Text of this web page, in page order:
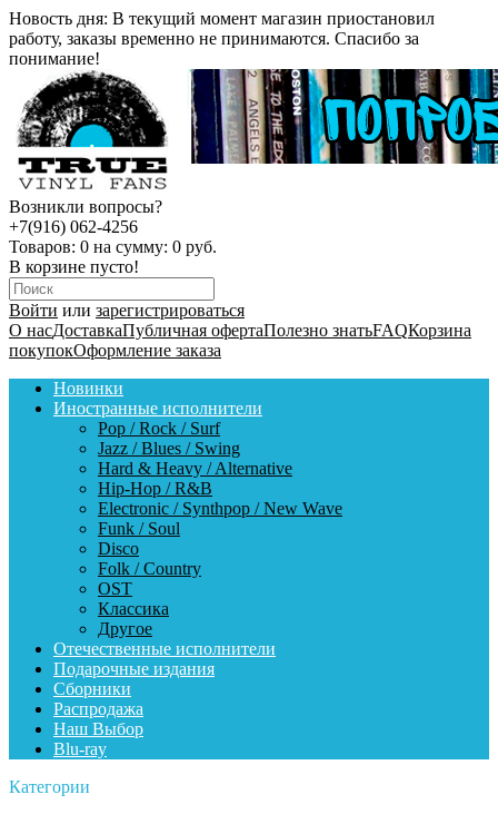
Новость дня: В текущий момент магазин приостановил
работу, заказы временно не принимаются. Спасибо за
понимание!
Возникли вопросы?
+7(916) 062-4256
Товаров: 0 на сумму: 0 руб.
В корзине пусто!
Войти или зарегистрироваться
О насДоставкаПубличная офертаПолезно знатьFAQКорзина
покупокОформление заказа
Новинки
Иностранные исполнители
Pop / Rock / Surf
Jazz / Blues / Swing
Hard & Heavy / Alternative
Hip-Hop / R&B
Electronic / Synthpop / New Wave
Funk / Soul
Disco
Folk / Country
OST
Классика
Другое
Отечественные исполнители
Подарочные издания
Сборники
Распродажа
Наш Выбор
Blu-ray
Категории